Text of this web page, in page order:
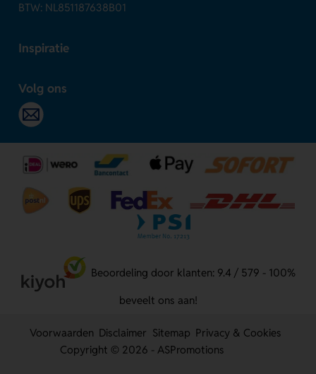
BTW: NL851187638B01
Inspiratie
Volg ons
Beoordeling door klanten: 9.4 / 579 - 100%
beveelt ons aan!
Voorwaarden Disclaimer Sitemap Privacy & Cookies
Copyright © 2026 - ASPromotions